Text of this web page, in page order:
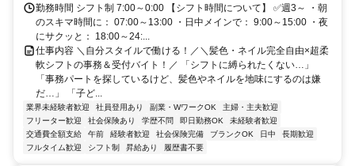
勤務時間 シフト制 7:00～0:00 【シフト時間について】 ✅週3～ ・朝
のスキマ時間に： 07:00～13:00 ・日中メインで： 9:00～15:00 ・夜
にサクッと： 18:00～24:...
仕事内容 ＼自分スタイルで働ける！／＼髪色・ネイル完全自由×超柔
軟シフトの事務＆受付バイト！／ 「シフトに縛られたくない…」
「事務パートを探しているけど、髪色やネイルを地味にするのは嫌
だ…」 「子ど...
業界未経験者歓迎 社員登用あり 副業・WワークOK
主婦・主夫歓迎
フリーター歓迎
社会保険あり 学歴不問 即日勤務OK
未経験者歓迎
交通費全額支給
午前 経験者歓迎 社会保険完備 ブランクOK 日中
長期歓迎
フルタイム歓迎
シフト制 昇給あり 履歴書不要